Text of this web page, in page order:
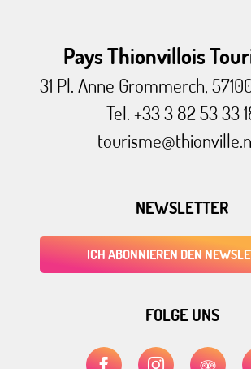
Pays Thionvillois
31 Pl. Anne Grommerch,
Tel. +33 3 82 53 33
NEWSLETTER
ICH ABONNIEREN DEN
FOLGE UNS